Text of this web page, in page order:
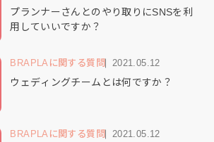
プランナーさんとのやり取りにSNSを利
用していいですか？
BRAPLAに関する質問 2021.05.12
ウェディングチームとは何ですか？
BRAPLAに関する質問 2021.05.12